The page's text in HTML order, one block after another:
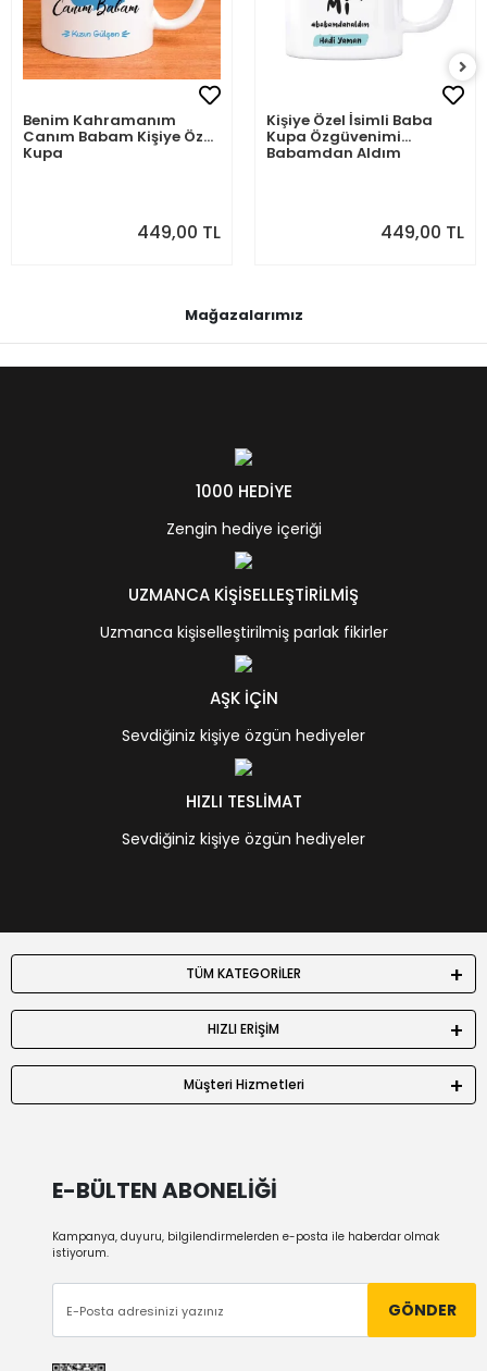
Benim Kahramanım
Canım Babam Kişiye Özel
Kupa
449,00 TL
Kişiye Özel İsimli Baba
Kupa Özgüvenimi
Babamdan Aldım
449,00 TL
Mağazalarımız
1000 HEDİYE
Zengin hediye içeriği
UZMANCA KİŞİSELLEŞTİRİLMİŞ
Uzmanca kişiselleştirilmiş parlak fikirler
AŞK İÇİN
Sevdiğiniz kişiye özgün hediyeler
HIZLI TESLİMAT
Sevdiğiniz kişiye özgün hediyeler
TÜM KATEGORİLER
HIZLI ERİŞİM
Müşteri Hizmetleri
E-BÜLTEN ABONELİĞİ
Kampanya, duyuru, bilgilendirmelerden e-posta ile haberdar olmak
istiyorum.
GÖNDER